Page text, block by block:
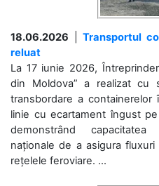
18.06.2026
Transportul
reluat
La 17 iunie 2026,
din Moldova” a realizat cu
transbordare a
linie cu ecartament îngust
demonstrând capacitatea
naționale de a asigura
rețelele feroviare. ...